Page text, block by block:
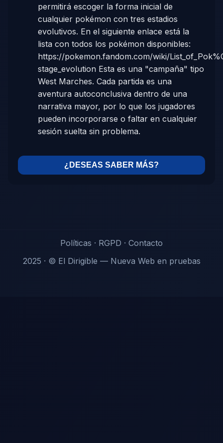
permitirá escoger la forma inicial de
cualquier pokémon con tres estadios
evolutivos. En el siguiente enlace está la
lista con todos los pokémon disponibles:
https://pokemon.fandom.com/wiki/
stage_evolution Esta es una "campaña" tipo
West Marches. Cada partida es una
aventura autoconclusiva dentro de una
narrativa mayor, por lo que los jugadores
pueden incorporarse o faltar en cualquier
sesión suelta sin problema.
¿DESEAS SABER MÁS?
Políticas · RGPD · Contacto
2025 · © El Dirigible — Nueva Web en pruebas